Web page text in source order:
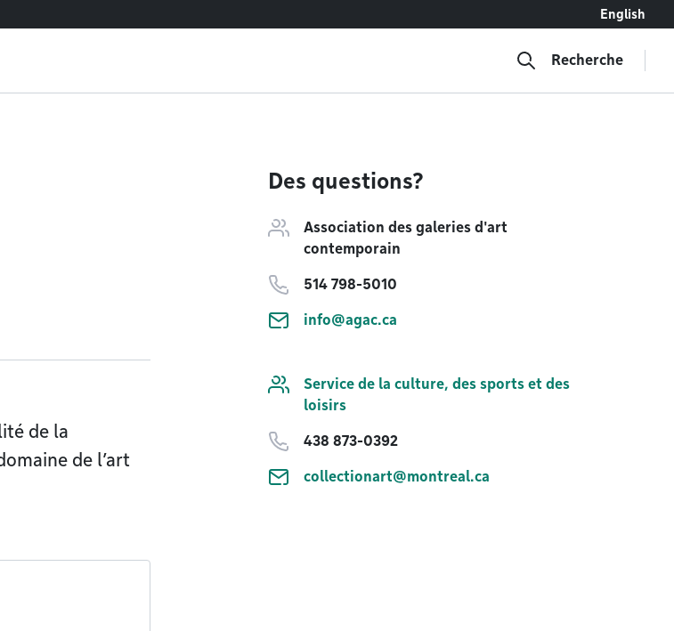
English
Recherche
de la
de l’art
Des questions?
Association des galeries d'art
contemporain
514 798-5010
info@agac.ca
Service de la culture, des sports et des
loisirs
438 873-0392
collectionart@montreal.ca